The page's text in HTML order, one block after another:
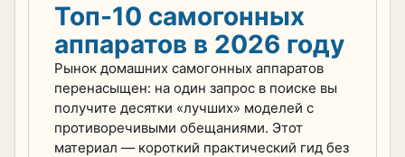
Топ-10 самогонных
аппаратов в 2026 году
Рынок домашних самогонных аппаратов
перенасыщен: на один запрос в поиске вы
получите десятки «лучших» моделей с
противоречивыми обещаниями. Этот
материал — короткий практический гид без